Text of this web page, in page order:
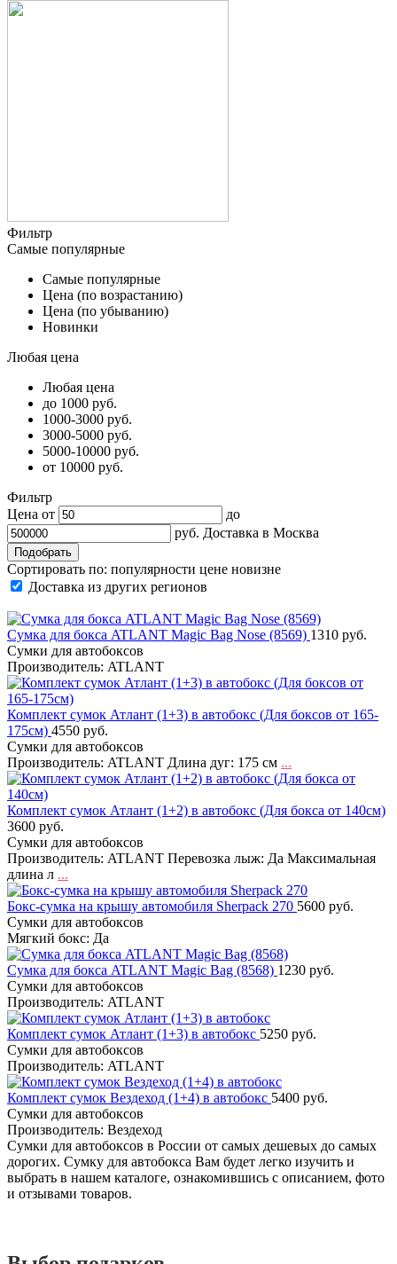
Фильтр
Самые популярные
Самые популярные
Цена (по возрастанию)
Цена (по убыванию)
Новинки
Любая цена
Любая цена
до 1000 руб.
1000-3000 руб.
3000-5000 руб.
5000-10000 руб.
от 10000 руб.
Фильтр
Цена от
до
руб. Доставка в Москва
Сортировать по: популярности цене новизне
Доставка из других регионов
Сумка для бокса ATLANT Magic Bag Nose (8569) 1310 руб.
Cумки для автобоксов
Производитель: ATLANT
Комплект сумок Атлант (1+3) в автобокс (Для боксов от 165-
175см) 4550 руб.
Cумки для автобоксов
Производитель: ATLANT Длина дуг: 175 см ...
Комплект сумок Атлант (1+2) в автобокс (Для бокса от 140см)
3600 руб.
Cумки для автобоксов
Производитель: ATLANT Перевозка лыж: Да Максимальная
длина л ...
Бокс-сумка на крышу автомобиля Sherpack 270 5600 руб.
Cумки для автобоксов
Мягкий бокс: Да
Сумка для бокса ATLANT Magic Bag (8568) 1230 руб.
Cумки для автобоксов
Производитель: ATLANT
Комплект сумок Атлант (1+3) в автобокс 5250 руб.
Cумки для автобоксов
Производитель: ATLANT
Комплект сумок Вездеход (1+4) в автобокс 5400 руб.
Cумки для автобоксов
Производитель: Вездеход
Cумки для автобоксов в России от самых дешевых до самых
дорогих. Cумку для автобокса Вам будет легко изучить и
выбрать в нашем каталоге, ознакомившись с описанием, фото
и отзывами товаров.